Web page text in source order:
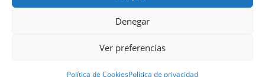
Denegar
Ver preferencias
Política de CookiesPolítica de privacidad